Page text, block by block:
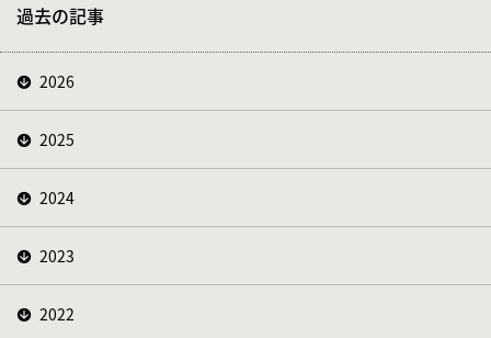
過去の記事
2026
2025
2024
2023
2022